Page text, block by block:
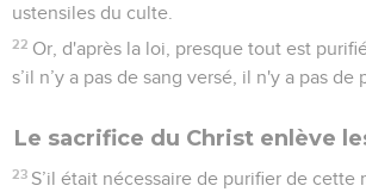
ustensiles du culte.
22 Or, d'après la loi, presque tout est
s’il n’y a pas de sang versé, il n'y a pas de
Le sacrifice du Christ enlève
23 S’il était nécessaire de purifier de cette